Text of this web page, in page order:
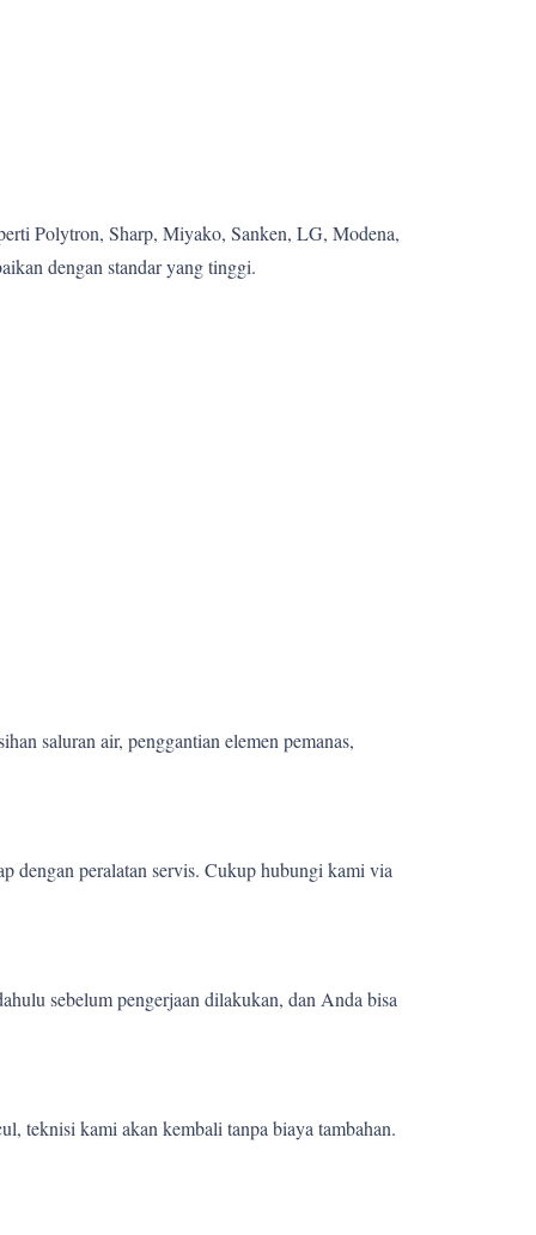
Polytron, Sharp, Miyako, Sanken, LG, Modena,
dengan standar yang tinggi.
saluran air, penggantian elemen pemanas,
dengan peralatan servis. Cukup hubungi kami via
sebelum pengerjaan dilakukan, dan Anda bisa
teknisi kami akan kembali tanpa biaya tambahan.